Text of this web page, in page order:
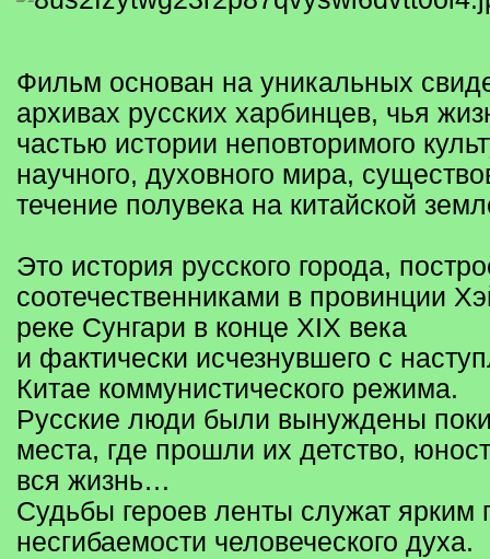
Фильм основан на уникальных
архивах русских харбинцев, чья
частью истории неповторимого
научного, духовного мира,
течение полувека на китайской
Это история русского города,
соотечественниками в провинции
реке Сунгари в конце XIX века
и фактически исчезнувшего с
Китае коммунистического режима.
Русские люди были вынуждены
места, где прошли их детство,
вся жизнь…
Судьбы героев ленты служат ярким
несгибаемости человеческого духа.